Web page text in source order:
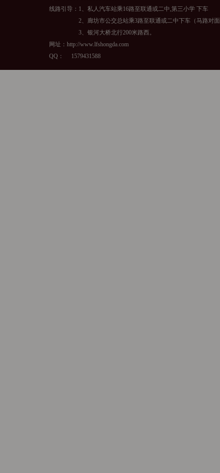
线路引导：1、私人汽车站乘16路至联通或二中,第三小学 下车
2、廊坊市公交总站乘3路至联通或二中下车（马路对面
3、银河大桥北行200米路西。
网址：http://www.lfshongda.com
QQ：
1579431588